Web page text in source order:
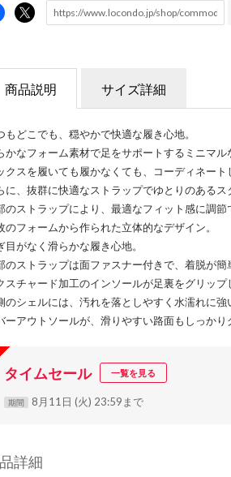
商品説明 サイズ詳細
もどこでも、穏やかで快適な履き心地。
かなフォーム素材で足をサポートするミニマル
クスを履いても履かなくても、コーディネート
に、抜群に快適なストラップでゆとりのあるス
のストラップにより、最適なフィット感に調節
のフォームから作られた立体的なデザイン。
目がなく滑らかな履き心地。
のストラップは面ファスナー付きで、着脱が簡
スチャード加工のインソールが足裏をグリップ
のシェルには、汚れを落としやすく水濡れに強
ーアウトソールが、滑りやすい路面もしっかり
タイムセール 一覧を見る
期間 8月11日 (火) 23:59まで
詳細